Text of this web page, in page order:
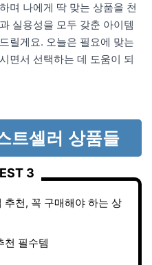
며 나에게 딱 맞는 상품을 천
실용성을 모두 갖춘 아이템
릴게요. 오늘은 필요에 맞는
면서 선택하는 데 도움이 되
트셀러 상품들
추천, 꼭 구매해야 하는 상
천 필수템